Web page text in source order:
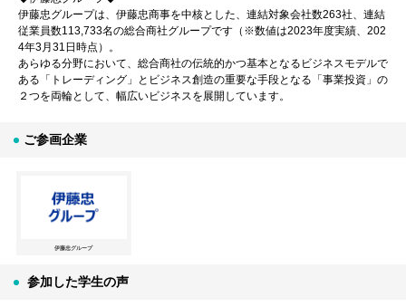
伊藤忠グループは、伊藤忠商事を中核とした、連結対象会社数263社、連結
従業員数113,733名の総合商社グループです（※数値は2023年度実績、202
4年3月31日時点）。
あらゆる分野において、総合商社の伝統的かつ基本となるビジネスモデルで
ある「トレーディング」とビジネス創造の重要な手段となる「事業投資」の
２つを両輪として、幅広いビジネスを展開しています。
ご参画企業
伊藤忠グループ
参加した学生の声